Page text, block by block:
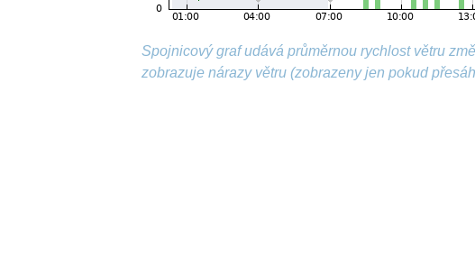
Spojnicový graf udává průměrnou rychlost větru
zobrazuje nárazy větru (zobrazeny jen pokud